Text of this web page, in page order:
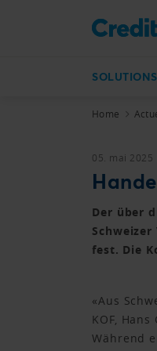
SOLUTIONS
Home
05. mai 2025
Der über
fest. Die
«Aus
KOF,
Während